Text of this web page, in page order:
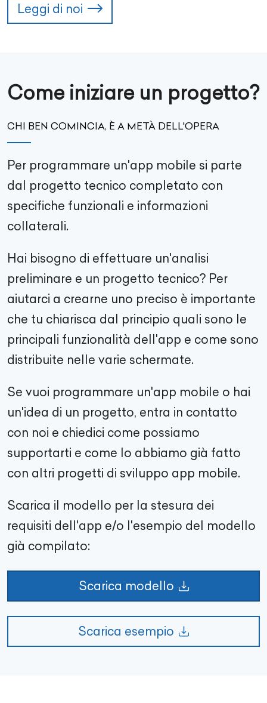
Leggi di noi
Come iniziare un progetto?
CHI BEN COMINCIA, È A METÀ DELL'OPERA
Per programmare un'app mobile si parte
dal progetto tecnico completato con
specifiche funzionali e informazioni
collaterali.
Hai bisogno di effettuare un'analisi
preliminare e un progetto tecnico? Per
aiutarci a crearne uno preciso è importante
che tu chiarisca dal principio quali sono le
principali funzionalità dell'app e come sono
distribuite nelle varie schermate.
Se vuoi programmare un'app mobile o hai
un'idea di un progetto, entra in contatto
con noi e chiedici come possiamo
supportarti e come lo abbiamo già fatto
con altri progetti di sviluppo app mobile.
Scarica il modello per la stesura dei
requisiti dell'app e/o l'esempio del modello
già compilato:
Scarica modello
Scarica esempio